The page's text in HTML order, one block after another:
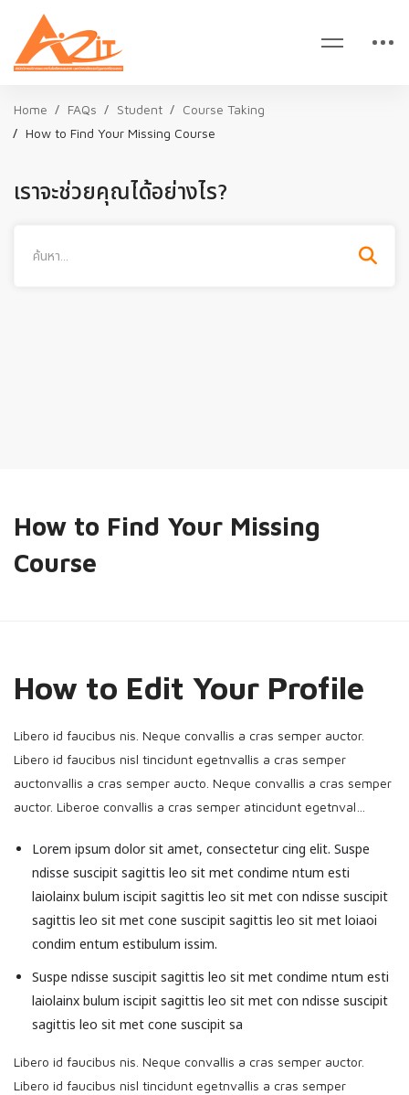
Home FAQs Student
Course Taking
How to Find Your Missing Course
เราจะช่วยคุณได้อย่างไร?
How to Find Your Missing
Course
How to Edit Your Profile
Libero id faucibus nis. Neque convallis a cras semper auctor.
Libero id faucibus nisl tincidunt egetnvallis a cras semper
auctonvallis a cras semper aucto. Neque convallis a cras semper
auctor. Liberoe convallis a cras semper atincidunt egetnval…
Lorem ipsum dolor sit amet, consectetur cing elit. Suspe
ndisse suscipit sagittis leo sit met condime ntum esti
laiolainx bulum iscipit sagittis leo sit met con ndisse suscipit
sagittis leo sit met cone suscipit sagittis leo sit met loiaoi
condim entum estibulum issim.
Suspe ndisse suscipit sagittis leo sit met condime ntum esti
laiolainx bulum iscipit sagittis leo sit met con ndisse suscipit
sagittis leo sit met cone suscipit sa
Libero id faucibus nis. Neque convallis a cras semper auctor.
Libero id faucibus nisl tincidunt egetnvallis a cras semper